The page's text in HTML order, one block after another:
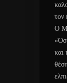
τον
Ο
και